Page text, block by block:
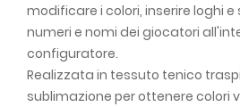
modificare i colori, inserire loghi
numeri e nomi dei giocatori
configuratore.
Realizzata in tessuto tenico
sublimazione per ottenere colori